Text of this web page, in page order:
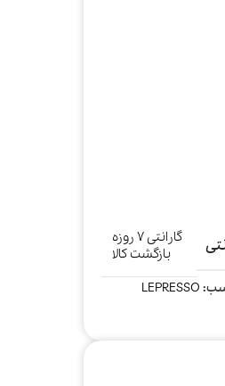
گارانتی ۷ روزه
بازگشت کالا
LEPRESSO